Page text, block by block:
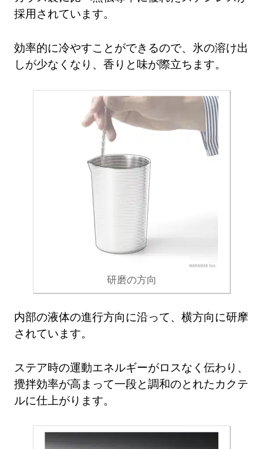
採用されています。
効率的に冷やすことができるので、氷の溶け出
しが少なくなり、香りと味が際立ちます。
研磨の方向
内部の液体の進行方向に沿って、横方向に研摩
されています。
ステア時の運動エネルギーがロスなく伝わり、
攪拌効率が高まって一段と調和のとれたカクテ
ルに仕上がります。